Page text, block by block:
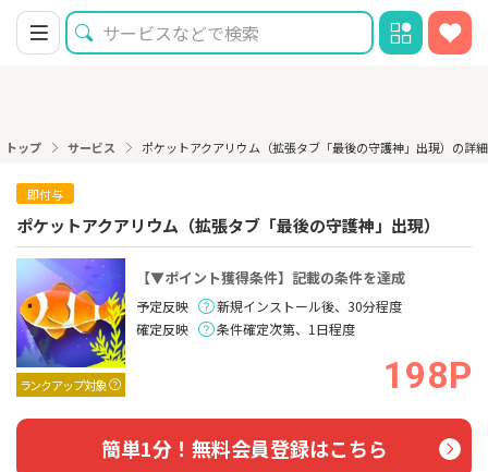
トップ サービス ポケットアクアリウム（拡張タブ「最後の守護神」出現）の詳細
即付与
ポケットアクアリウム（拡張タブ「最後の守護神」出現）
ランクアップ対象
【▼ポイント獲得条件】記載の条件を達成
予定反映
新規インストール後、30分程度
確定反映
条件確定次第、1日程度
198P
簡単1分！無料会員登録はこちら